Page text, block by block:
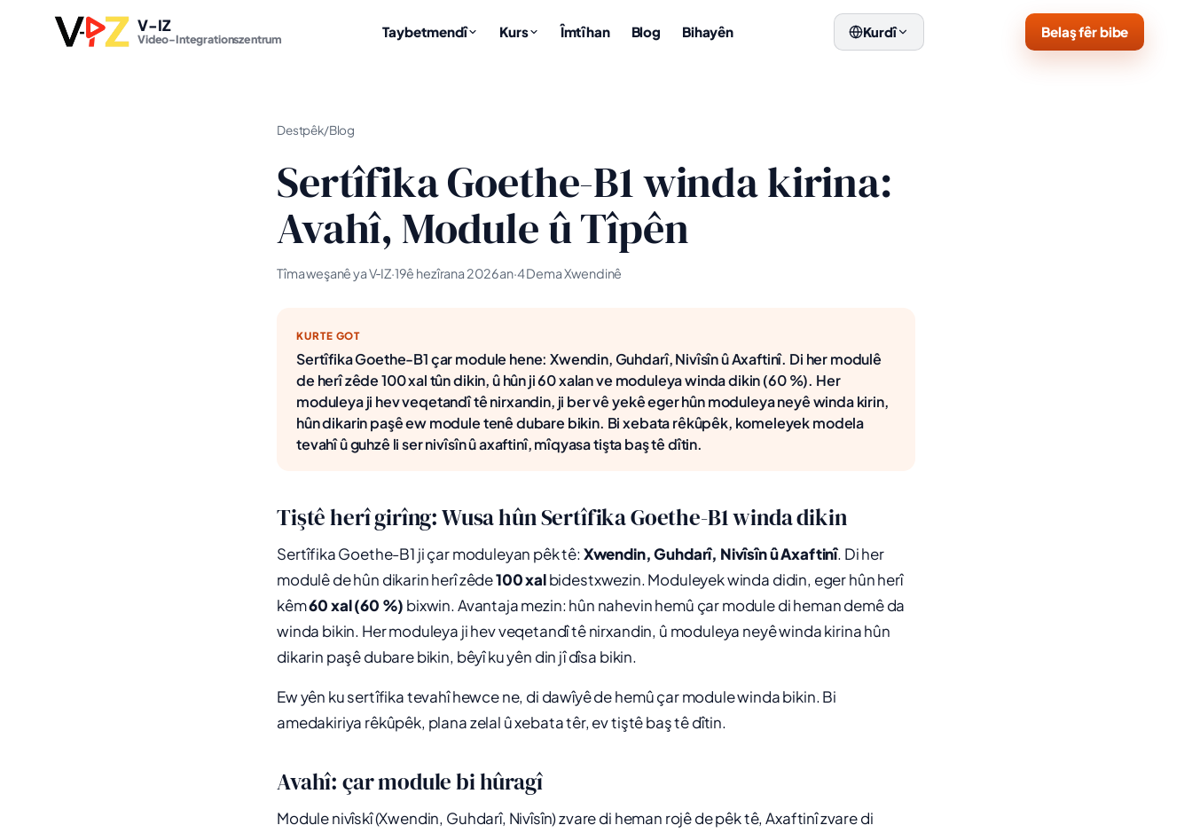
V-IZ
Video-Integrationszentrum Kurdî
Taybetmendî Kurs Îmtîhan Blog Bihayên Belaş fêr bibe
Destpêk/Blog
Sertîfika Goethe-B1 winda kirina:
Avahî, Module û Tîpên
Tîma weşanê ya V‑IZ·19ê hezîrana 2026an·4 Dema Xwendinê
KURTE GOT
Sertîfika Goethe-B1 çar module hene: Xwendin, Guhdarî, Nivîsîn û Axaftinî. Di her modulê
de herî zêde 100 xal tûn dikin, û hûn ji 60 xalan ve moduleya winda dikin (60 %). Her
moduleya ji hev veqetandî tê nirxandin, ji ber vê yekê eger hûn moduleya neyê winda kirin,
hûn dikarin paşê ew module tenê dubare bikin. Bi xebata rêkûpêk, komeleyek modela
tevahî û guhzê li ser nivîsîn û axaftinî, mîqyasa tişta baş tê dîtin.
Tiştê herî girîng: Wusa hûn Sertîfika Goethe-B1 winda dikin
Sertîfika Goethe-B1 ji çar moduleyan pêk tê: Xwendin, Guhdarî, Nivîsîn û Axaftinî. Di her
modulê de hûn dikarin herî zêde100 xalbidestxwezin. Moduleyek winda didin, eger hûn herî
kêm60 xal (60 %) bixwin. Avantaja mezin: hûn nahevin hemû çar module di heman demê da
winda bikin. Her moduleya ji hev veqetandî tê nirxandin, û moduleya neyê winda kirina hûn
dikarin paşê dubare bikin, bêyî ku yên din jî dîsa bikin.
Ew yên ku sertîfika tevahî hewce ne, di dawîyê de hemû çar module winda bikin. Bi
amedakiriya rêkûpêk, plana zelal û xebata têr, ev tiştê baş tê dîtin.
Avahî: çar module bi hûragî
Module nivîskî (Xwendin, Guhdarî, Nivîsîn) zvare di heman rojê de pêk tê, Axaftinî zvare di